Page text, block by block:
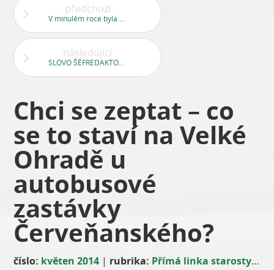
předchozí
následující
Chci se zeptat – co
se to staví na Velké
Ohradě u
autobusové
zastávky
Červeňanského?
číslo: květen 2014 | rubrika: Přímá linka starosty Ing. Davida Vodrážky